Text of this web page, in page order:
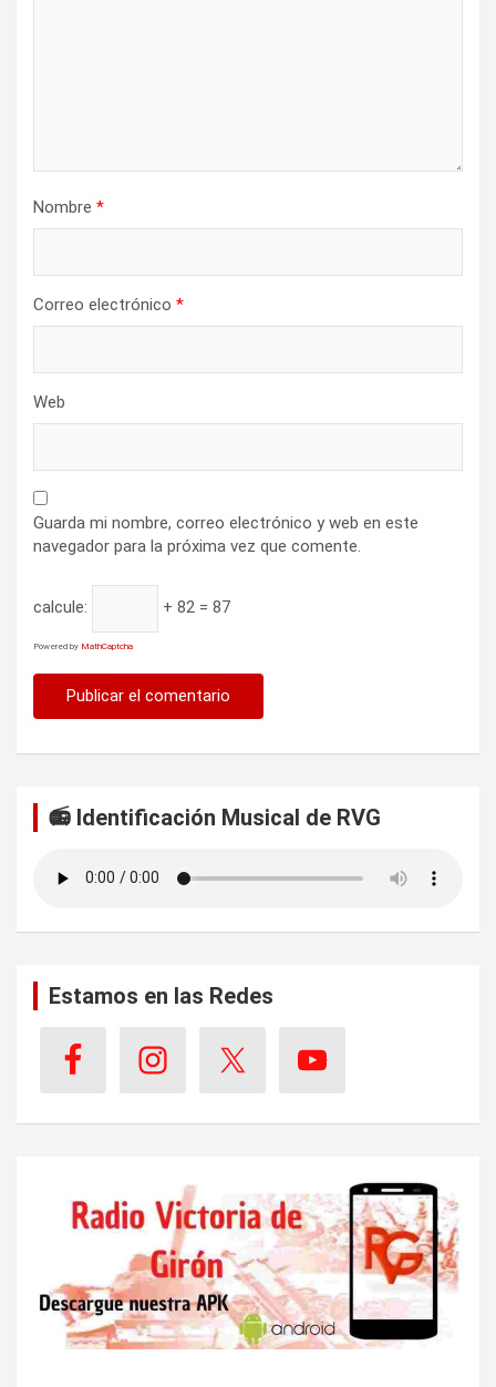
Nombre *
Correo electrónico *
Web
Guarda mi nombre, correo electrónico y web en este
navegador para la próxima vez que comente.
calcule: + 82 = 87
Powered by MathCaptcha
📻 Identificación Musical de RVG
Estamos en las Redes